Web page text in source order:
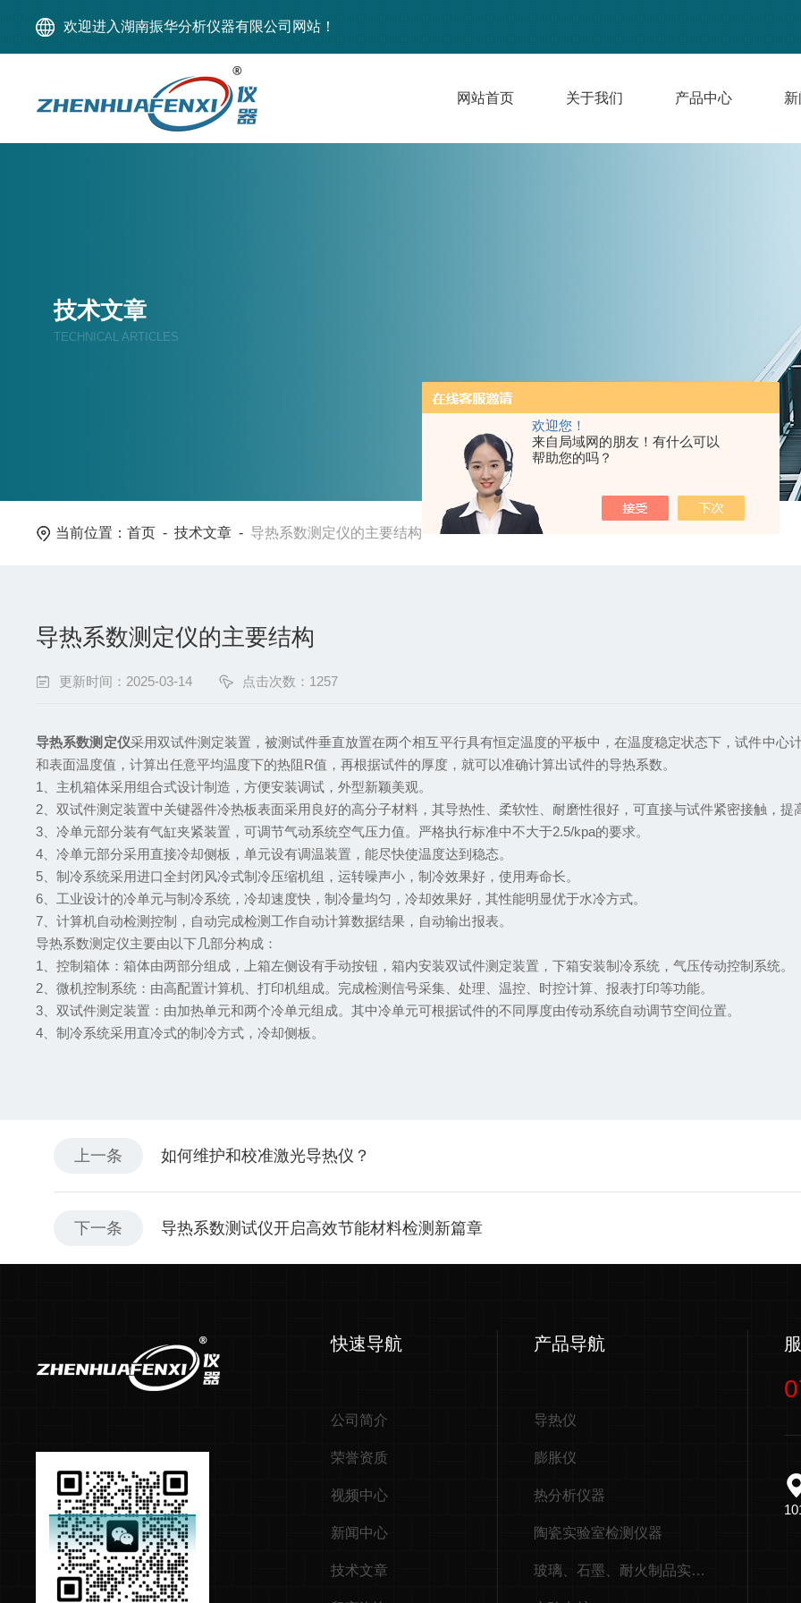
欢迎您！
来自局域网的朋友！有什么可以
帮助您的吗？
欢迎进入湖南振华分析仪器有限公司网站！
网站首页 关于我们 产品中心
技术文章
TECHNICAL ARTICLES
当前位置：首页 -技术文章 - 导热系数测定仪的主要结构
导热系数测定仪的主要结构
更新时间：2025-03-14 点击次数：1257
导热系数测定仪采用双试件测定装置，被测试件垂直放置在两个相互平行具有恒定温度的平板中，在温度稳定状态下，试件中心
和表面温度值，计算出任意平均温度下的热阻R值，再根据试件的厚度，就可以准确计算出试件的导热系数。
1、主机箱体采用组合式设计制造，方便安装调试，外型新颖美观。
2、双试件测定装置中关键器件冷热板表面采用良好的高分子材料，其导热性、柔软性、耐磨性很好，可直接与试件紧密接触，提
3、冷单元部分装有气缸夹紧装置，可调节气动系统空气压力值。严格执行标准中不大于2.5/kpa的要求。
4、冷单元部分采用直接冷却侧板，单元设有调温装置，能尽快使温度达到稳态。
5、制冷系统采用进口全封闭风冷式制冷压缩机组，运转噪声小，制冷效果好，使用寿命长。
6、工业设计的冷单元与制冷系统，冷却速度快，制冷量均匀，冷却效果好，其性能明显优于水冷方式。
7、计算机自动检测控制，自动完成检测工作自动计算数据结果，自动输出报表。
导热系数测定仪主要由以下几部分构成：
1、控制箱体：箱体由两部分组成，上箱左侧设有手动按钮，箱内安装双试件测定装置，下箱安装制冷系统，气压传动控制系统。
2、微机控制系统：由高配置计算机、打印机组成。完成检测信号采集、处理、温控、时控计算、报表打印等功能。
3、双试件测定装置：由加热单元和两个冷单元组成。其中冷单元可根据试件的不同厚度由传动系统自动调节空间位置。
4、制冷系统采用直冷式的制冷方式，冷却侧板。
上一条 如何维护和校准激光导热仪？
下一条 导热系数测试仪开启高效节能材料检测新篇章
快速导航
公司简介
荣誉资质
视频中心
新闻中心
技术文章
产品导航
导热仪
膨胀仪
热分析仪器
陶瓷实验室检测仪器
玻璃、石墨、耐火制品实验室检测仪器